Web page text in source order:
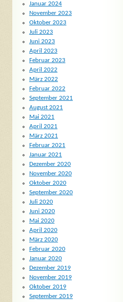
Januar 2024
November 2023
Oktober 2023
Juli 2023
Juni 2023
April 2023
Februar 2023
April 2022
März 2022
Februar 2022
September 2021
August 2021
Mai 2021
April 2021
März 2021
Februar 2021
Januar 2021
Dezember 2020
November 2020
Oktober 2020
September 2020
Juli 2020
Juni 2020
Mai 2020
April 2020
März 2020
Februar 2020
Januar 2020
Dezember 2019
November 2019
Oktober 2019
September 2019